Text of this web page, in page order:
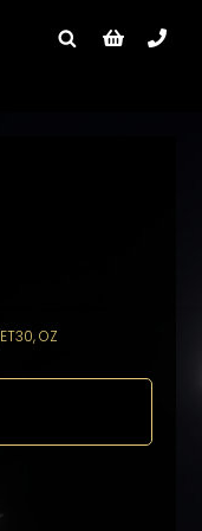
ET30,OZ